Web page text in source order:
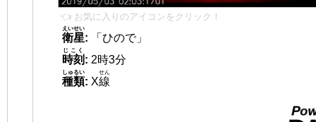
👈 お気に入りのアイコンをクリック！
衛星
えいせい
:
「ひので」
時刻
じこく
: 2時3分
種類
しゅるい
: X線
せん